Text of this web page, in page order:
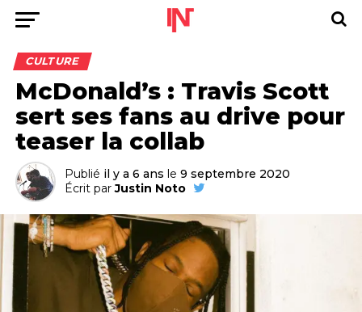
CULTURE
McDonald’s : Travis Scott
sert ses fans au drive pour
teaser la collab
Publié il y a 6 ans le 9 septembre 2020
Écrit par Justin Noto